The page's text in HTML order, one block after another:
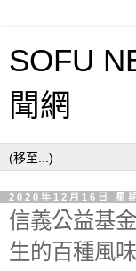
SOFU
聞網
2020年12月16日 星
信義公益基
生的百種風味